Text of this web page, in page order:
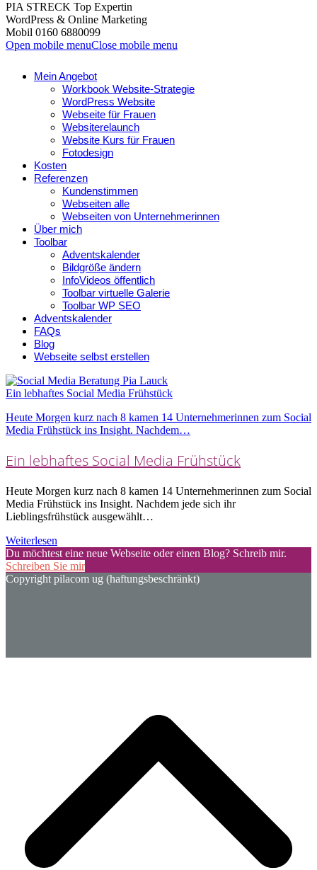
PIA STRECK Top Expertin
WordPress & Online Marketing
Mobil 0160 6880099
Open mobile menuClose mobile menu
Mein Angebot
Workbook Website-Strategie
WordPress Website
Webseite für Frauen
Websiterelaunch
Website Kurs für Frauen
Fotodesign
Kosten
Referenzen
Kundenstimmen
Webseiten alle
Webseiten von Unternehmerinnen
Über mich
Toolbar
Adventskalender
Bildgröße ändern
InfoVideos öffentlich
Toolbar virtuelle Galerie
Toolbar WP SEO
Adventskalender
FAQs
Blog
Webseite selbst erstellen
Ein lebhaftes Social Media Frühstück
Heute Morgen kurz nach 8 kamen 14 Unternehmerinnen zum Social
Media Frühstück ins Insight. Nachdem…
Ein lebhaftes Social Media Frühstück
Heute Morgen kurz nach 8 kamen 14 Unternehmerinnen zum Social
Media Frühstück ins Insight. Nachdem jede sich ihr
Lieblingsfrühstück ausgewählt…
Weiterlesen
Du möchtest eine neue Webseite oder einen Blog? Schreib mir.
Schreiben Sie mir
Copyright pilacom ug (haftungsbeschränkt)